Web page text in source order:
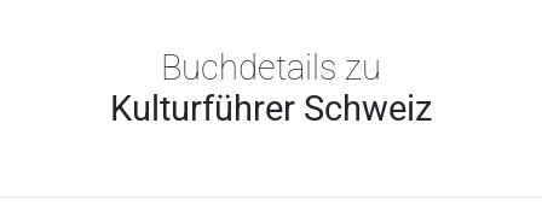
Buchdetails zu
Kulturführer Schweiz